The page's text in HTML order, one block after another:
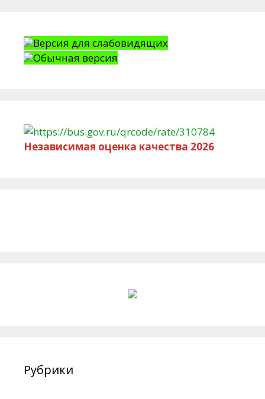
Версия для слабовидящих
Обычная версия
Независимая оценка качества 2026
Рубрики